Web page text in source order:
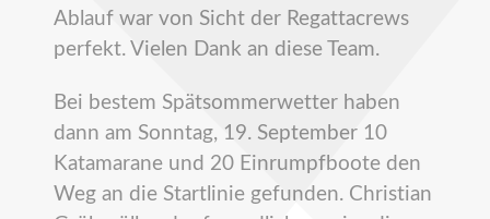
Ablauf war von Sicht der Regattacrews
perfekt. Vielen Dank an diese Team.
Bei bestem Spätsommerwetter haben
dann am Sonntag, 19. September 10
Katamarane und 20 Einrumpfboote den
Weg an die Startlinie gefunden. Christian